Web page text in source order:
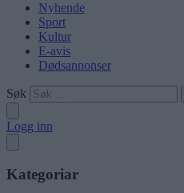
Nyhende
Sport
Kultur
E-avis
Dødsannonser
Søk
Logg inn
Kategoriar